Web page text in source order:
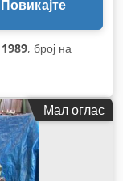
Повикајте
1989, број на
Мал оглас